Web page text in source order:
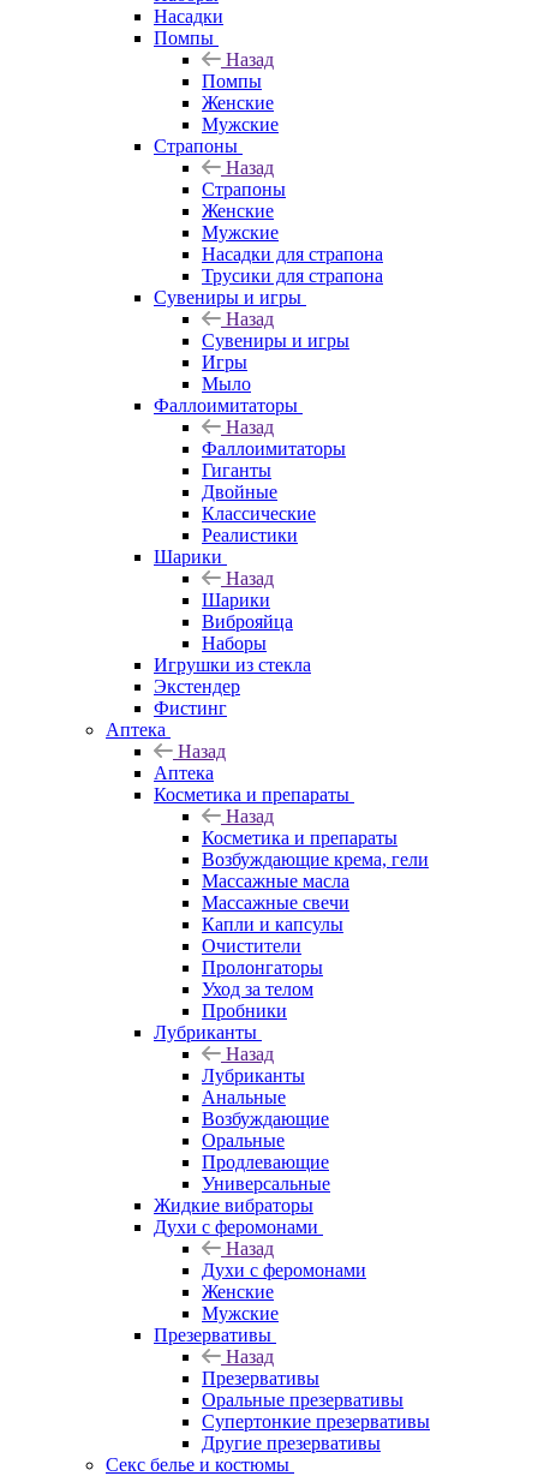
Насадки
Помпы
Назад
Помпы
Женские
Мужские
Страпоны
Назад
Страпоны
Женские
Мужские
Насадки для страпона
Трусики для страпона
Сувениры и игры
Назад
Сувениры и игры
Игры
Мыло
Фаллоимитаторы
Назад
Фаллоимитаторы
Гиганты
Двойные
Классические
Реалистики
Шарики
Назад
Шарики
Виброяйца
Наборы
Игрушки из стекла
Экстендер
Фистинг
Аптека
Назад
Аптека
Косметика и препараты
Назад
Косметика и препараты
Возбуждающие крема, гели
Массажные масла
Массажные свечи
Капли и капсулы
Очистители
Пролонгаторы
Уход за телом
Пробники
Лубриканты
Назад
Лубриканты
Анальные
Возбуждающие
Оральные
Продлевающие
Универсальные
Жидкие вибраторы
Духи с феромонами
Назад
Духи с феромонами
Женские
Мужские
Презервативы
Назад
Презервативы
Оральные презервативы
Супертонкие презервативы
Другие презервативы
Секс белье и костюмы